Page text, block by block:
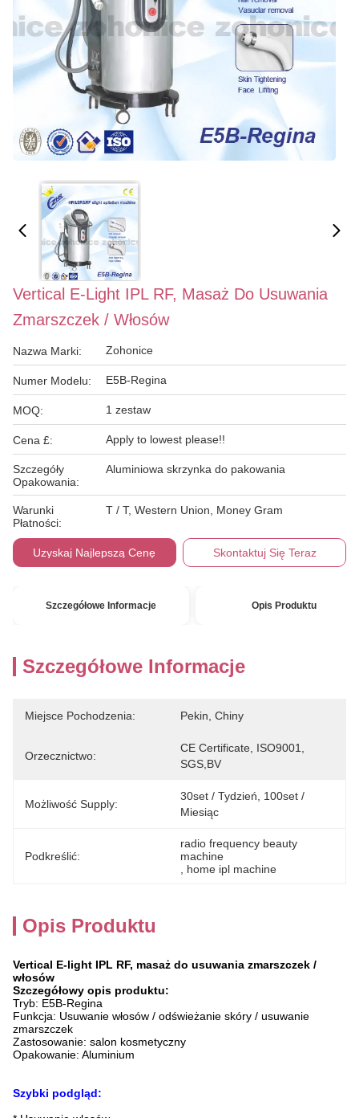
Vertical E-Light IPL RF, Masaż Do Usuwania
Zmarszczek / Włosów
Nazwa Marki: Zohonice
Numer Modelu: E5B-Regina
MOQ: 1 zestaw
Cena £: Apply to lowest please!!
Szczegóły
Opakowania:
Aluminiowa skrzynka do pakowania
Warunki
Płatności:
T / T, Western Union, Money Gram
Uzyskaj Najlepszą Cenę Skontaktuj Się Teraz
Szczegółowe Informacje Opis Produktu
Szczegółowe Informacje
Miejsce Pochodzenia: Pekin, Chiny
Orzecznictwo:
CE Certificate, ISO9001,
SGS,BV
Możliwość Supply:
30set / Tydzień, 100set /
Miesiąc
Podkreślić:
radio frequency beauty
machine
home ipl machine
Opis Produktu
Vertical E-light IPL RF, masaż do usuwania zmarszczek /
włosów
Szczegółowy opis produktu:
Tryb: E5B-Regina
Funkcja: Usuwanie włosów / odświeżanie skóry / usuwanie
zmarszczek
Zastosowanie: salon kosmetyczny
Opakowanie: Aluminium
Szybki podgląd: